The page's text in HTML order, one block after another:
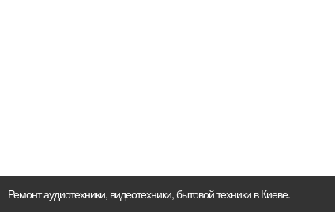
Ремонт аудиотехники, видеотехники, бытовой техники в Киеве.